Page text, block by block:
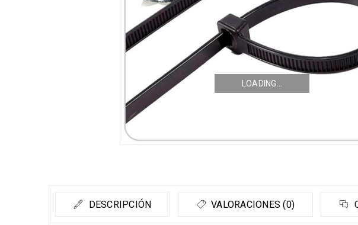
LOADING...
DESCRIPCIÓN VALORACIONES (0)